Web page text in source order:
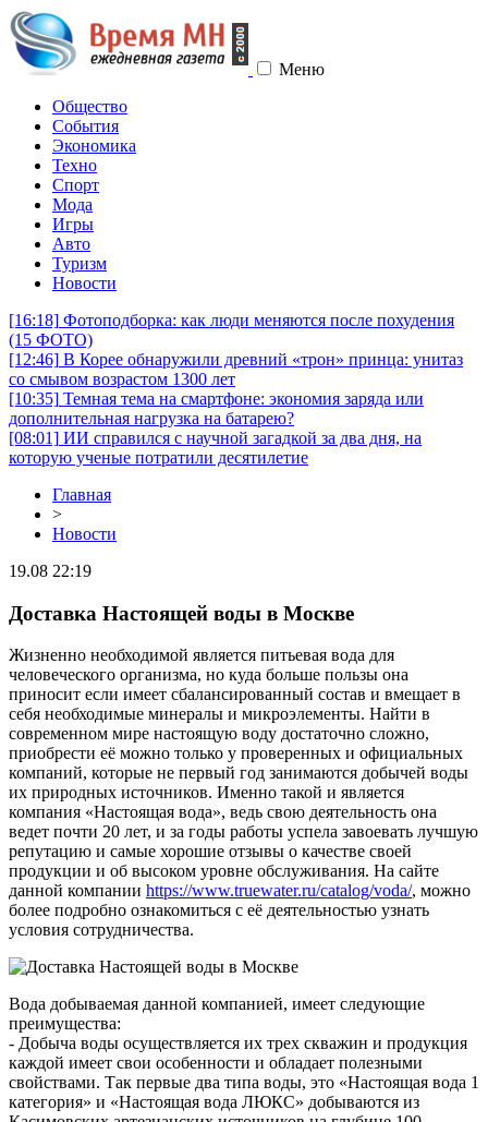
Меню
Общество
События
Экономика
Техно
Спорт
Мода
Игры
Авто
Туризм
Новости
[16:18] Фотоподборка: как люди меняются после похудения
(15 ФОТО)
[12:46] В Корее обнаружили древний «трон» принца: унитаз
со смывом возрастом 1300 лет
[10:35] Темная тема на смартфоне: экономия заряда или
дополнительная нагрузка на батарею?
[08:01] ИИ справился с научной загадкой за два дня, на
которую ученые потратили десятилетие
Главная
>
Новости
19.08 22:19
Доставка Настоящей воды в Москве
Жизненно необходимой является питьевая вода для
человеческого организма, но куда больше пользы она
приносит если имеет сбалансированный состав и вмещает в
себя необходимые минералы и микроэлементы. Найти в
современном мире настоящую воду достаточно сложно,
приобрести её можно только у проверенных и официальных
компаний, которые не первый год занимаются добычей воды
их природных источников. Именно такой и является
компания «Настоящая вода», ведь свою деятельность она
ведет почти 20 лет, и за годы работы успела завоевать лучшую
репутацию и самые хорошие отзывы о качестве своей
продукции и об высоком уровне обслуживания. На сайте
данной компании https://www.truewater.ru/catalog/voda/, можно
более подробно ознакомиться с её деятельностью узнать
условия сотрудничества.
Вода добываемая данной компанией, имеет следующие
преимущества:
- Добыча воды осуществляется их трех скважин и продукция
каждой имеет свои особенности и обладает полезными
свойствами. Так первые два типа воды, это «Настоящая вода 1
категория» и «Настоящая вода ЛЮКС» добываются из